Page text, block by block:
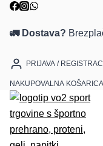
🚛 Dostava?
PRIJAVA /
NAKUPOVALNA KOŠARICA